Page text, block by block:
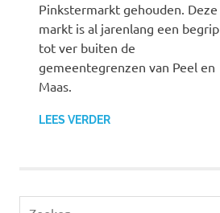
Pinkstermarkt gehouden. Deze
markt is al jarenlang een begrip
tot ver buiten de
gemeentegrenzen van Peel en
Maas.
LEES VERDER